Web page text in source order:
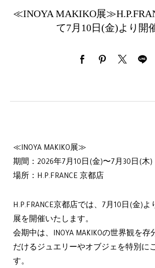
≪INOYA MAKIKO展
て7月10日(金)より開
≪INOYA MAKIKO展≫
期間：2026年7月10日(金)〜7月30日(木)
場所：H.P.FRANCE 京都店
H.P.FRANCE京都店では、7月10日(金)よ
展を開催いたします。
会期中は、INOYA MAKIKOの世界観を
だけるジュエリーやオブジェを特別に
す。